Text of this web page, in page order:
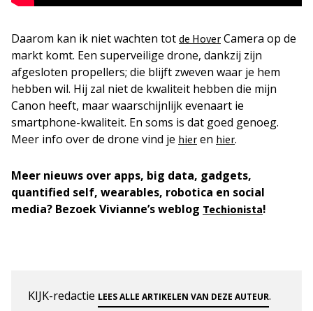
Daarom kan ik niet wachten tot de Hover Camera op de
markt komt. Een superveilige drone, dankzij zijn
afgesloten propellers; die blijft zweven waar je hem
hebben wil. Hij zal niet de kwaliteit hebben die mijn
Canon heeft, maar waarschijnlijk evenaart ie
smartphone-kwaliteit. En soms is dat goed genoeg.
Meer info over de drone vind je hier en hier.
Meer nieuws over apps, big data, gadgets,
quantified self, wearables, robotica en social
media? Bezoek Vivianne’s weblog Techionista!
KIJK-redactie LEES ALLE ARTIKELEN VAN DEZE AUTEUR.